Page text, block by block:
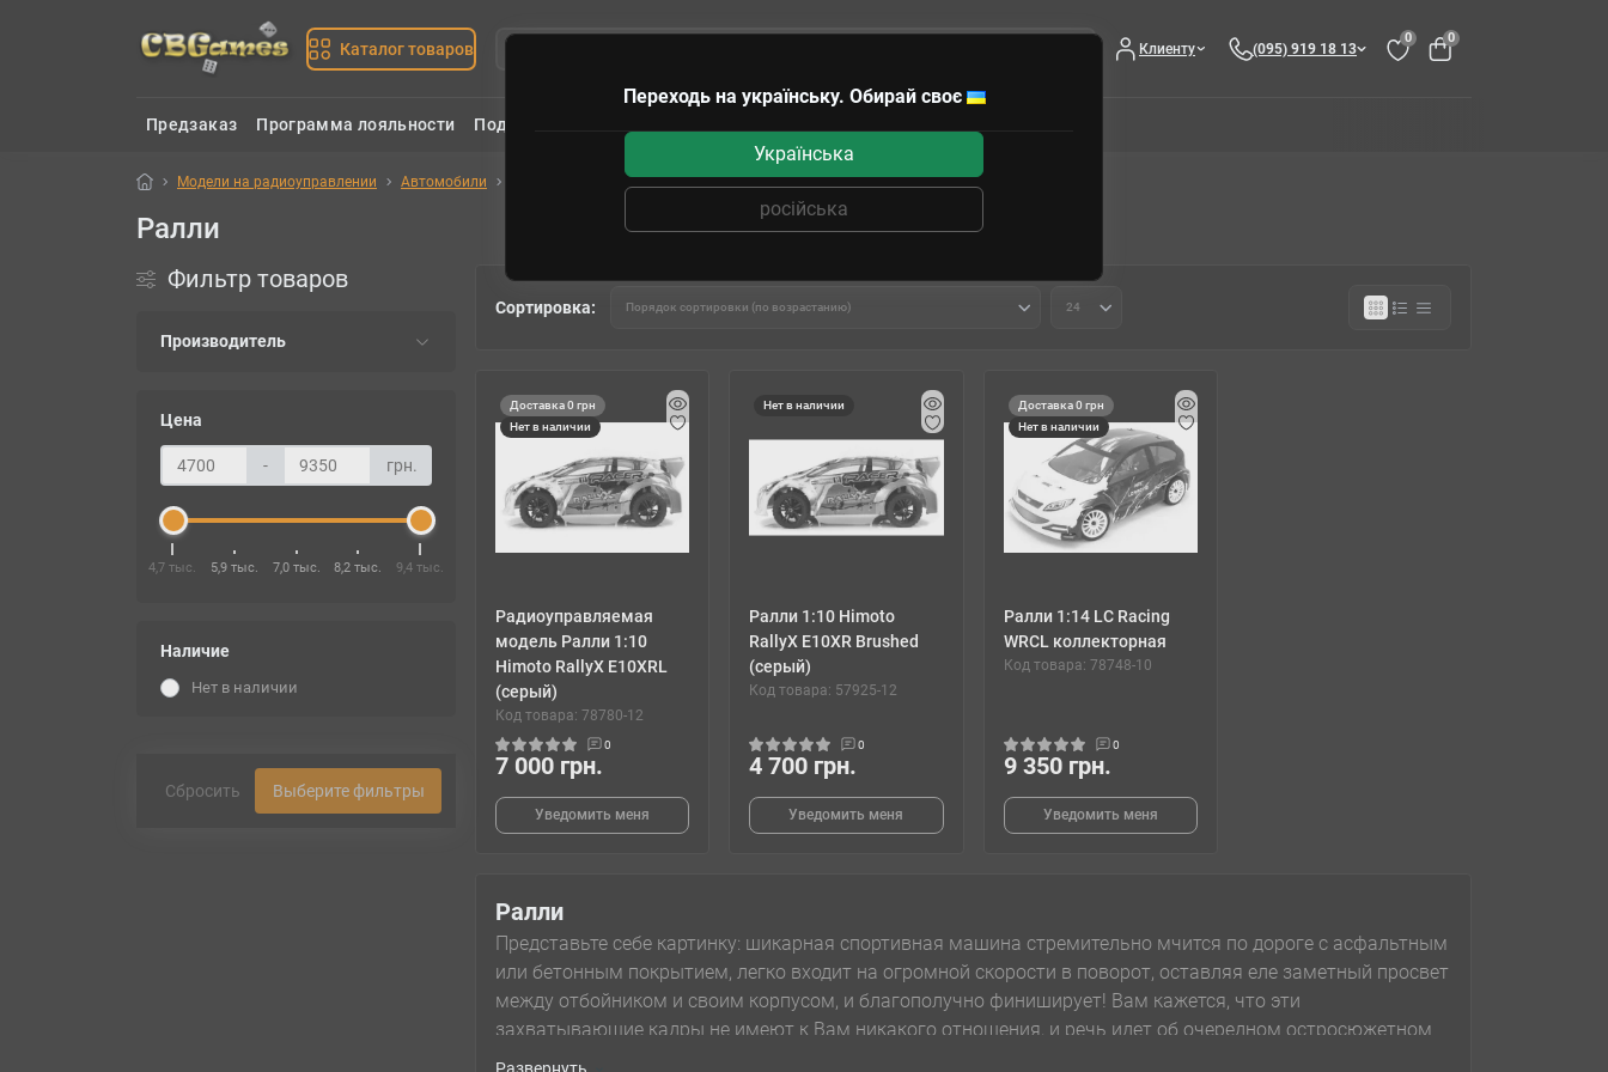
Каталог товаров Клиенту (095) 919 18 13
0 0
Предзаказ Программа лояльности Подарочные сертификаты
Модели на радиоуправлении Автомобили
Ралли
Фильтр товаров
Производитель
Цена
- грн.
4,7 тыс. 5,9 тыс. 7,0 тыс. 8,2 тыс. 9,4 тыс.
Наличие
Нет в наличии
Сбросить Выберите фильтры
Сортировка:
Доставка 0 грн
Нет в наличии
Радиоуправляемая
модель Ралли 1:10
Himoto RallyX E10XRL
(серый)
Код товара: 78780-12
0
7 000 грн.
Уведомить меня
Нет в наличии
Ралли 1:10 Himoto
RallyX E10XR Brushed
(серый)
Код товара: 57925-12
0
4 700 грн.
Уведомить меня
Доставка 0 грн
Нет в наличии
Ралли 1:14 LC Racing
WRCL коллекторная
Код товара: 78748-10
0
9 350 грн.
Уведомить меня
Ралли
Представьте себе картинку: шикарная спортивная машина стремительно мчится по дороге с асфальтным
или бетонным покрытием, легко входит на огромной скорости в поворот, оставляя еле заметный просвет
между отбойником и своим корпусом, и благополучно финиширует! Вам кажется, что эти
захватывающие кадры не имеют к Вам никакого отношения, и речь идет об очередном остросюжетном
боевике, вовсе нет! Вы можете почувствовать себя настоящим гонщиком и испытать реальные эмоции,
Развернуть
Переходь на українську. Обирай своє
Українська
російська